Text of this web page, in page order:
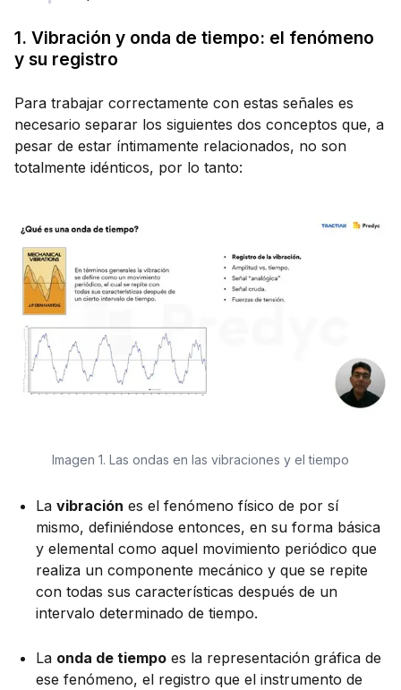
1. Vibración y onda de tiempo: el fenómeno
y su registro
Para trabajar correctamente con estas señales es
necesario separar los siguientes dos conceptos que, a
pesar de estar íntimamente relacionados, no son
totalmente idénticos, por lo tanto:
Imagen 1. Las ondas en las vibraciones y el tiempo
La vibración es el fenómeno físico de por sí
mismo, definiéndose entonces, en su forma básica
y elemental como aquel movimiento periódico que
realiza un componente mecánico y que se repite
con todas sus características después de un
intervalo determinado de tiempo.
La onda de tiempo es la representación gráfica de
ese fenómeno, el registro que el instrumento de